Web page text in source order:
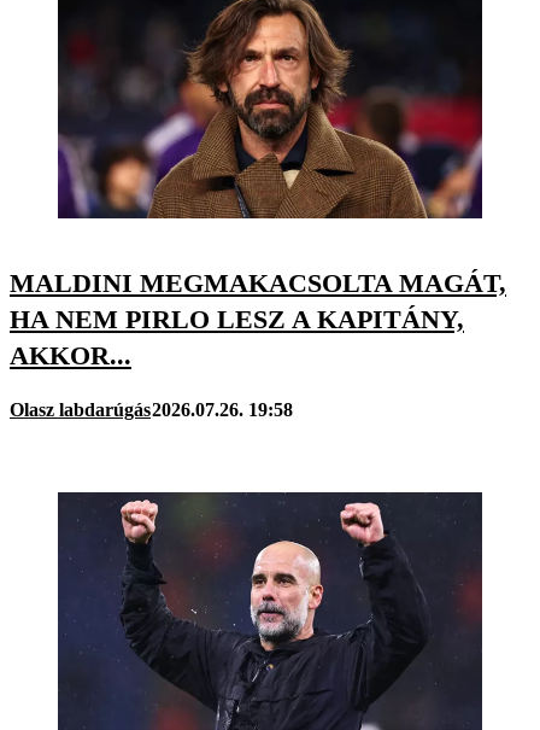
MALDINI MEGMAKACSOLTA MAGÁT,
HA NEM PIRLO LESZ A KAPITÁNY,
AKKOR...
Olasz labdarúgás2026.07.26. 19:58